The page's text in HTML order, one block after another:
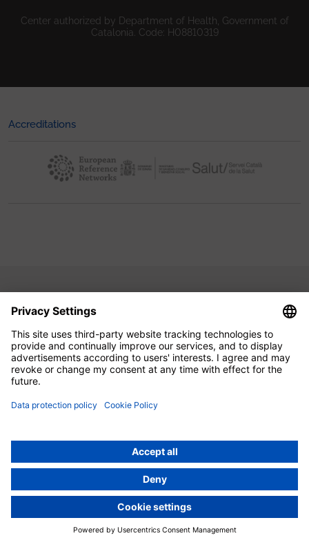
Center authorized by Department of Health, Government of
Catalonia. Code: H08810319
Accreditations